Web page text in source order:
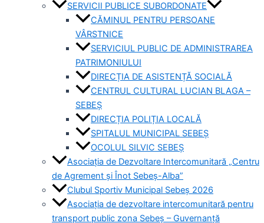
SERVICII PUBLICE SUBORDONATE
CĂMINUL PENTRU PERSOANE
VÂRSTNICE
SERVICIUL PUBLIC DE ADMINISTRAREA
PATRIMONIULUI
DIRECȚIA DE ASISTENȚĂ SOCIALĂ
CENTRUL CULTURAL LUCIAN BLAGA –
SEBEȘ
DIRECȚIA POLIȚIA LOCALĂ
SPITALUL MUNICIPAL SEBEȘ
OCOLUL SILVIC SEBEȘ
Asociația de Dezvoltare Intercomunitară „Centru
de Agrement și Înot Sebeș-Alba”
Clubul Sportiv Municipal Sebeș 2026
Asociația de dezvoltare intercomunitară pentru
transport public zona Sebeș – Guvernanță